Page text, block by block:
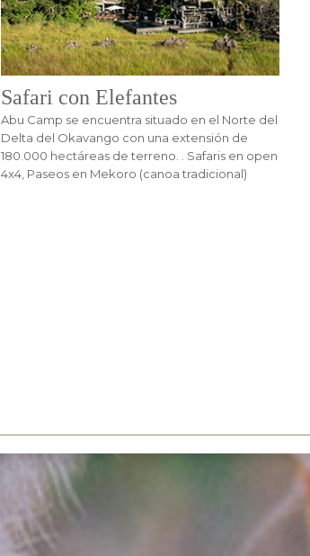
Safari con Elefantes
Abu Camp se encuentra situado en el Norte del
Delta del Okavango con una extensión de
180.000 hectáreas de terreno. . Safaris en open
4x4, Paseos en Mekoro (canoa tradicional)